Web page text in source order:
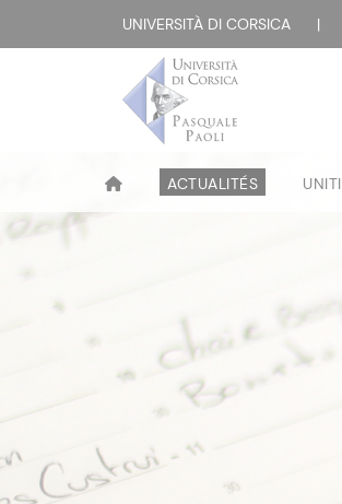
UNIVERSITÀ DI CORSICA |
ACTUALITÉS UNITI